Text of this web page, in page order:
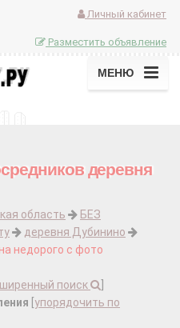
Личный кабинет
Разместить объявление
МЕНЮ
деревня
область
БЕЗ
деревня Дубинино
недорого с фото
поиск
упорядочить по